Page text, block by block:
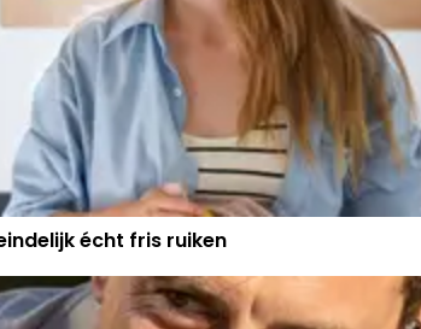
écht fris ruiken